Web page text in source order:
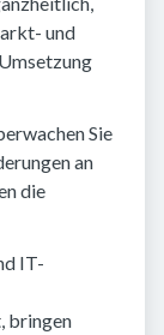
und
Sie
an
die
IT-
bringen